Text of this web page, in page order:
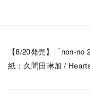
【8/20発売】「non-
紙：久間田琳加 /